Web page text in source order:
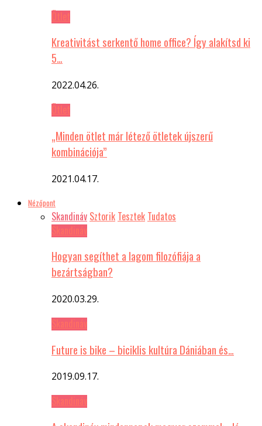
Kreativitást serkentő home office? Így alakítsd ki
5…
2022.04.26.
„Minden ötlet már létező ötletek újszerű
kombinációja”
2021.04.17.
Nézőpont
Skandináv Sztorik Tesztek Tudatos
Hogyan segíthet a lagom filozófiája a
bezártságban?
2020.03.29.
Future is bike – biciklis kultúra Dániában és…
2019.09.17.